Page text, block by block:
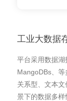
工业大数据
平台采用数据湖
MangoDBs、
关系型、文本
景下的数据多样